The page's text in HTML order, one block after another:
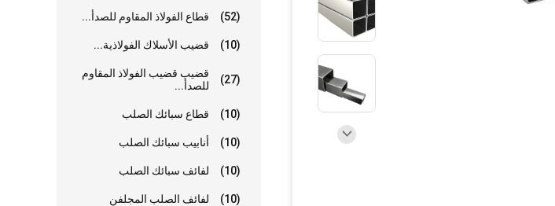
قطاع الفولاذ المقاوم للصدأ... (52)
قضيب الأسلاك الفولاذية... (10)
قضيب قضيب الفولاذ المقاوم
للصدأ...
(27)
قطاع سبائك الصلب (10)
أنابيب سبائك الصلب (10)
لفائف سبائك الصلب (10)
لفائف الصلب المجلفن (10)